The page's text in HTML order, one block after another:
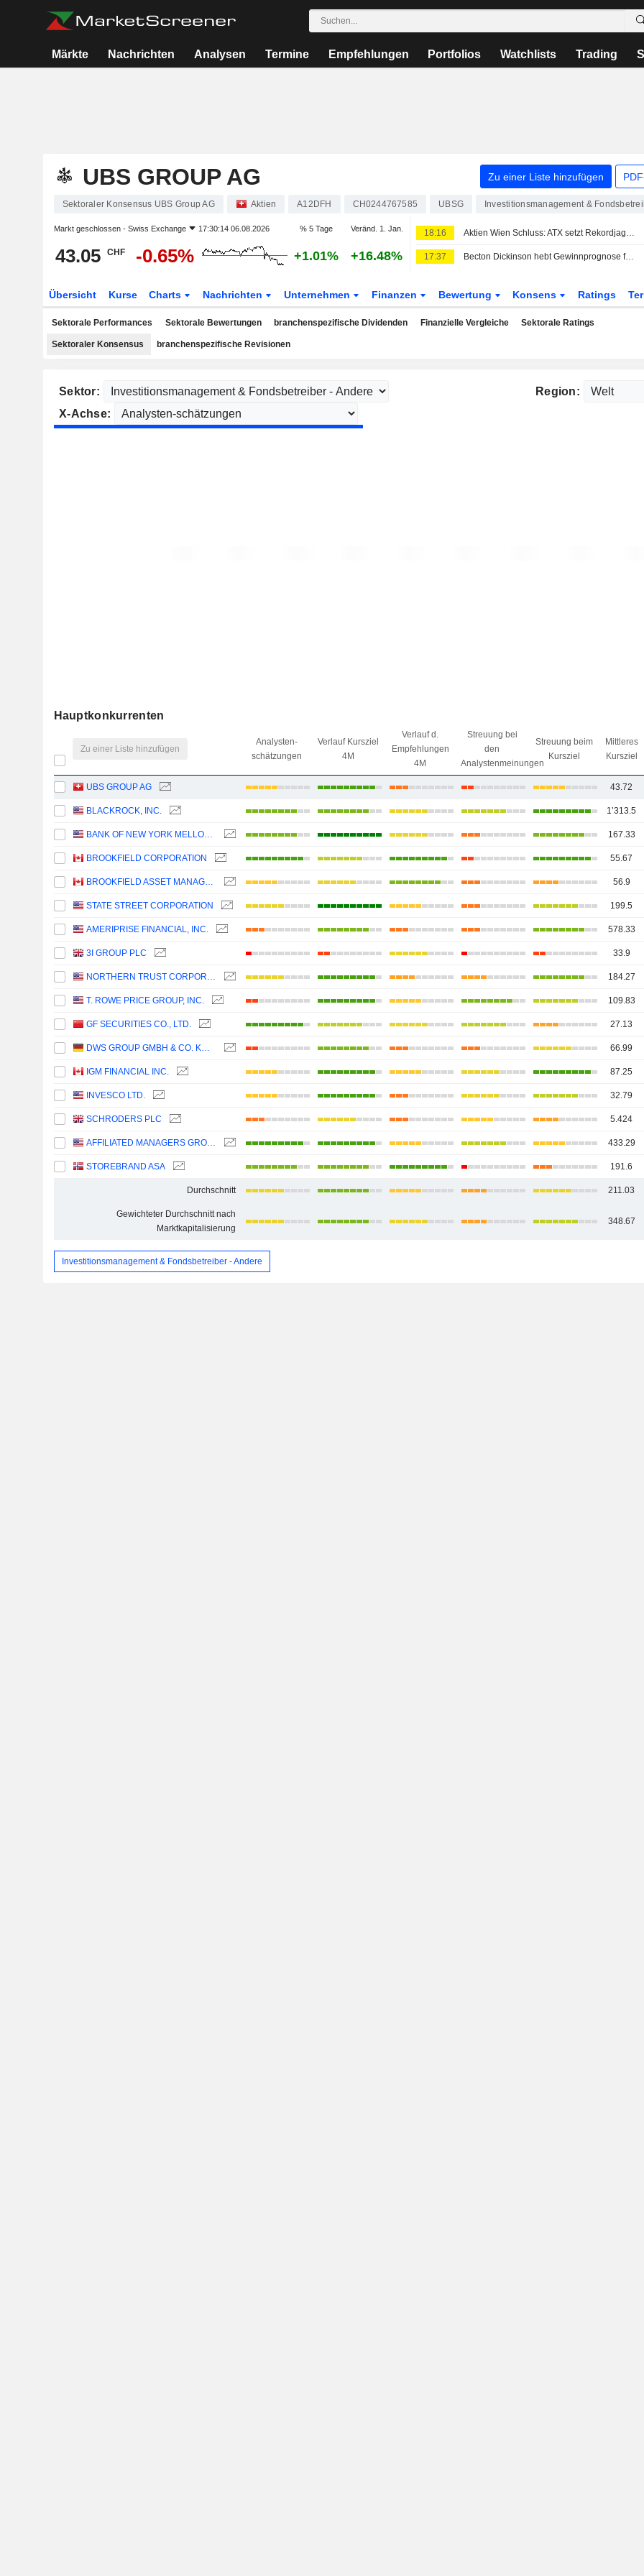
Märkte Nachrichten Analysen Termine Empfehlungen Portfolios Watchlists Trading
UBS GROUP AG Zu einer Liste hinzufügen
Sektoraler Konsensus UBS Group AG Aktien A12DFH CH0244767585 UBSG Investitionsmanagement &
Markt geschlossen - Swiss Exchange 17:30:14 06.08.2026 % 5 Tage Veränd. 1. Jan.
43.05 CHF -0.65% +1.01% +16.48%
18:16 Aktien Wien Schluss: ATX setzt Rekordjagd fort
17:37 Becton Dickinson hebt Gewinnprognose für das Gesamtjahr an, nachdem Ergebnisse des dritten Quartals die Erwartungen übertreffen
Übersicht Kurse Charts Nachrichten Unternehmen Finanzen Bewertung Konsens Ratings
Sektorale Performances Sektorale Bewertungen branchenspezifische Dividenden Finanzielle Vergleiche Sektorale Ratings
Sektoraler Konsensus branchenspezifische Revisionen
Sektor:
Region:
X-Achse:
Hauptkonkurrenten
Zu einer Liste hinzufügen
Analysten-
schätzungen
Verlauf Kursziel
4M
Verlauf d.
Empfehlungen
4M
Streuung bei
den
Analystenmeinungen
Streuung beim
Kursziel
Mittleres
Kursziel
UBS GROUP AG 43.72
BLACKROCK, INC. 1’313.5
BANK OF NEW YORK MELLON CORPORATION (THE) 167.33
BROOKFIELD CORPORATION 55.67
BROOKFIELD ASSET MANAGEMENT LTD. 56.9
STATE STREET CORPORATION 199.5
AMERIPRISE FINANCIAL, INC. 578.33
3I GROUP PLC 33.9
NORTHERN TRUST CORPORATION 184.27
T. ROWE PRICE GROUP, INC. 109.83
GF SECURITIES CO., LTD. 27.13
DWS GROUP GMBH & CO. KGAA 66.99
IGM FINANCIAL INC. 87.25
INVESCO LTD. 32.79
SCHRODERS PLC 5.424
AFFILIATED MANAGERS GROUP, INC. 433.29
STOREBRAND ASA 191.6
Durchschnitt 211.03
Gewichteter Durchschnitt nach
Marktkapitalisierung
348.67
Investitionsmanagement & Fondsbetreiber - Andere